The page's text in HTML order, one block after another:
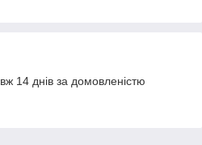
14 днів за домовленістю